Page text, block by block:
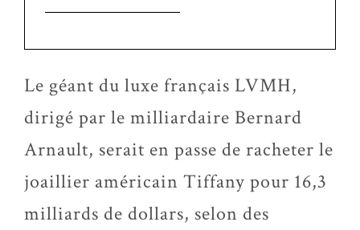
Le géant du luxe français LVMH,
dirigé par le milliardaire Bernard
Arnault, serait en passe de racheter le
joaillier américain Tiffany pour 16,3
milliards de dollars, selon des